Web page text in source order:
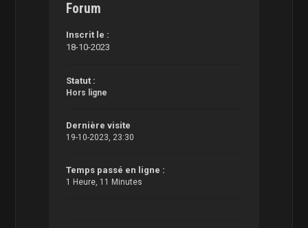
Forum
Inscrit le :
18-10-2023
Statut :
Hors ligne
Dernière visite
19-10-2023, 23:30
Temps passé en ligne :
1 Heure, 11 Minutes